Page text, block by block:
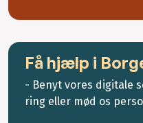
Få hjælp i
- Benyt vores digitale
ring eller mød os